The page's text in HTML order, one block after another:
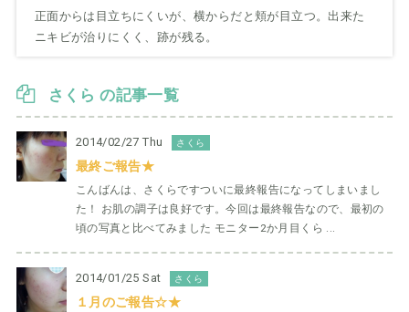
正面からは目立ちにくいが、横からだと頬が目立つ。出来た
ニキビが治りにくく、跡が残る。
さくら の記事一覧
2014/02/27 Thu さくら
最終ご報告★
こんばんは、さくらですついに最終報告になってしまいまし
た！ お肌の調子は良好です。今回は最終報告なので、最初の
頃の写真と比べてみました モニター2か月目くら ...
2014/01/25 Sat さくら
１月のご報告☆★